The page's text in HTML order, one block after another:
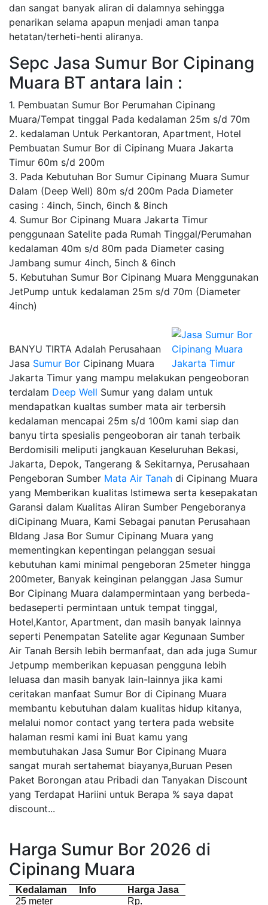
dan sangat banyak aliran di dalamnya sehingga
penarikan selama apapun menjadi aman tanpa
hetatan/terheti-henti aliranya.
Sepc Jasa Sumur Bor Cipinang
Muara BT antara lain :
1. Pembuatan Sumur Bor Perumahan Cipinang
Muara/Tempat tinggal Pada kedalaman 25m s/d 70m
2. kedalaman Untuk Perkantoran, Apartment, Hotel
Pembuatan Sumur Bor di Cipinang Muara Jakarta
Timur 60m s/d 200m
3. Pada Kebutuhan Bor Sumur Cipinang Muara Sumur
Dalam (Deep Well) 80m s/d 200m Pada Diameter
casing : 4inch, 5inch, 6inch & 8inch
4. Sumur Bor Cipinang Muara Jakarta Timur
penggunaan Satelite pada Rumah Tinggal/Perumahan
kedalaman 40m s/d 80m pada Diameter casing
Jambang sumur 4inch, 5inch & 6inch
5. Kebutuhan Sumur Bor Cipinang Muara Menggunakan
JetPump untuk kedalaman 25m s/d 70m (Diameter
4inch)
BANYU TIRTA Adalah Perusahaan
Jasa Sumur Bor Cipinang Muara
Jakarta Timur yang mampu melakukan pengeoboran
terdalam Deep Well Sumur yang dalam untuk
mendapatkan kualtas sumber mata air terbersih
kedalaman mencapai 25m s/d 100m kami siap dan
banyu tirta spesialis pengeoboran air tanah terbaik
Berdomisili meliputi jangkauan Keseluruhan Bekasi,
Jakarta, Depok, Tangerang & Sekitarnya, Perusahaan
Pengeboran Sumber Mata Air Tanah di Cipinang Muara
yang Memberikan kualitas Istimewa serta kesepakatan
Garansi dalam Kualitas Aliran Sumber Pengeboranya
diCipinang Muara, Kami Sebagai panutan Perusahaan
BIdang Jasa Bor Sumur Cipinang Muara yang
mementingkan kepentingan pelanggan sesuai
kebutuhan kami minimal pengeboran 25meter hingga
200meter, Banyak keinginan pelanggan Jasa Sumur
Bor Cipinang Muara dalampermintaan yang berbeda-
bedaseperti permintaan untuk tempat tinggal,
Hotel,Kantor, Apartment, dan masih banyak lainnya
seperti Penempatan Satelite agar Kegunaan Sumber
Air Tanah Bersih lebih bermanfaat, dan ada juga Sumur
Jetpump memberikan kepuasan pengguna lebih
leluasa dan masih banyak lain-lainnya jika kami
ceritakan manfaat Sumur Bor di Cipinang Muara
membantu kebutuhan dalam kualitas hidup kitanya,
melalui nomor contact yang tertera pada website
halaman resmi kami ini Buat kamu yang
membutuhakan Jasa Sumur Bor Cipinang Muara
sangat murah sertahemat biayanya,Buruan Pesen
Paket Borongan atau Pribadi dan Tanyakan Discount
yang Terdapat Hariini untuk Berapa % saya dapat
discount...
Harga Sumur Bor 2026 di
Cipinang Muara
Kedalaman Info
Harga Jasa
25 meter
Rp.